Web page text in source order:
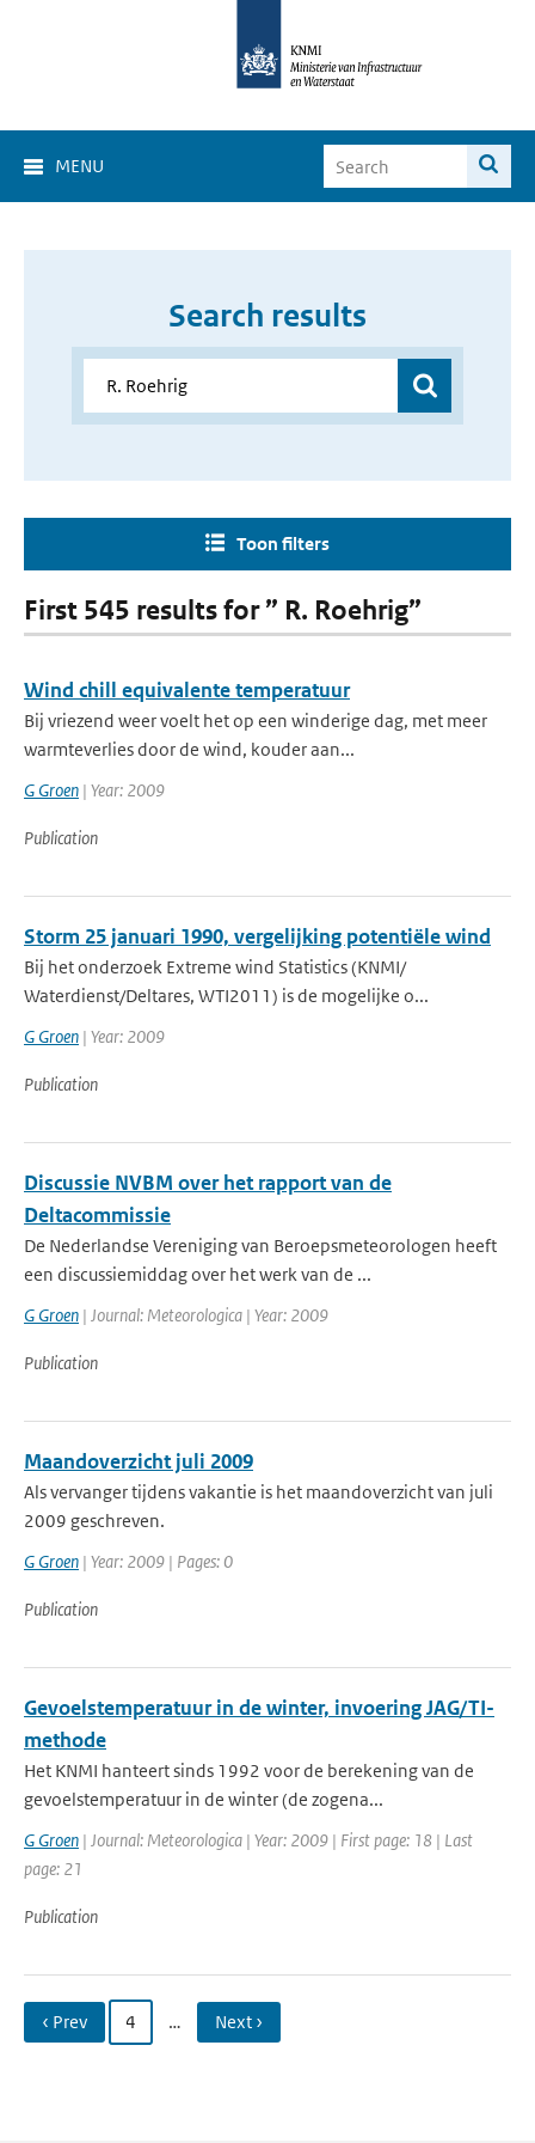
MENU
Search results
Toon filters
First 545 results for ” R. Roehrig”
Wind chill equivalente temperatuur
Bij vriezend weer voelt het op een winderige dag, met meer
warmteverlies door de wind, kouder aan...
G Groen | Year: 2009
Publication
Storm 25 januari 1990, vergelijking potentiële wind
Bij het onderzoek Extreme wind Statistics (KNMI/
Waterdienst/Deltares, WTI2011) is de mogelijke o...
G Groen | Year: 2009
Publication
Discussie NVBM over het rapport van de
Deltacommissie
De Nederlandse Vereniging van Beroepsmeteorologen heeft
een discussiemiddag over het werk van de ...
G Groen | Journal: Meteorologica | Year: 2009
Publication
Maandoverzicht juli 2009
Als vervanger tijdens vakantie is het maandoverzicht van juli
2009 geschreven.
G Groen | Year: 2009 | Pages: 0
Publication
Gevoelstemperatuur in de winter, invoering JAG/TI-
methode
Het KNMI hanteert sinds 1992 voor de berekening van de
gevoelstemperatuur in de winter (de zogena...
G Groen | Journal: Meteorologica | Year: 2009 | First page: 18 | Last
page: 21
Publication
‹ Prev 4 … Next ›